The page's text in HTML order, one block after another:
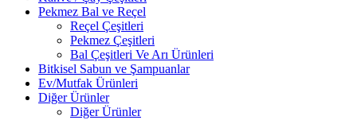
Pekmez Bal ve Reçel
Reçel Çeşitleri
Pekmez Çeşitleri
Bal Çeşitleri Ve Arı Ürünleri
Bitkisel Sabun ve Şampuanlar
Ev/Mutfak Ürünleri
Diğer Ürünler
Diğer Ürünler